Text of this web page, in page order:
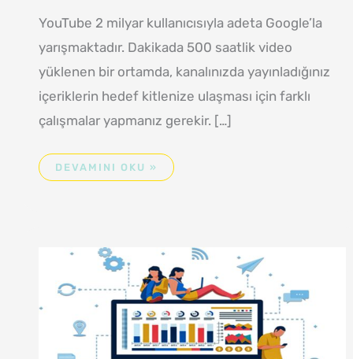
YouTube 2 milyar kullanıcısıyla adeta Google’la
yarışmaktadır. Dakikada 500 saatlik video
yüklenen bir ortamda, kanalınızda yayınladığınız
içeriklerin hedef kitlenize ulaşması için farklı
çalışmalar yapmanız gerekir. […]
DEVAMINI OKU »
DANIŞMANLIĞI